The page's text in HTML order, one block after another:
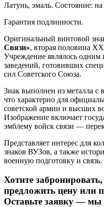
Латунь, эмаль. Состояние:
Гарантия подлинности.
Оригинальный винтовой
Связи», вторая половина
Учреждение являлось
заведений, готовивших
сил Советского Союза.
Знак выполнен из металла с
что характерно для
советской армии и высших
Изображение включает
эмблему войск связи —
Представляет интерес для
знаков ВУЗов, а также
военную подготовку и связь.
Хотите
предложить цену или
Оставьте заявку — мы